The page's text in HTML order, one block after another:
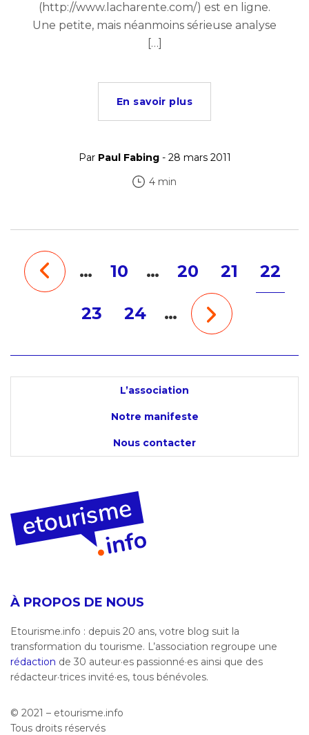
(http://www.lacharente.com/) est en ligne.
Une petite, mais néanmoins sérieuse analyse
[…]
En savoir plus
Par Paul Fabing- 28 mars 2011
4 min
… 10 … 20 21 22
23 24 …
L’association
Notre manifeste
Nous contacter
À PROPOS DE NOUS
Etourisme.info : depuis 20 ans, votre blog suit la
transformation du tourisme. L’association regroupe une
rédaction de 30 auteur·es passionné·es ainsi que des
rédacteur·trices invité·es, tous bénévoles.
© 2021 – etourisme.info
Tous droits réservés